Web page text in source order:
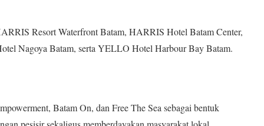
Resort Waterfront Batam, HARRIS Hotel Batam Center,
Nagoya Batam, serta YELLO Hotel Harbour Bay Batam.
Batam On, dan Free The Sea sebagai bentuk